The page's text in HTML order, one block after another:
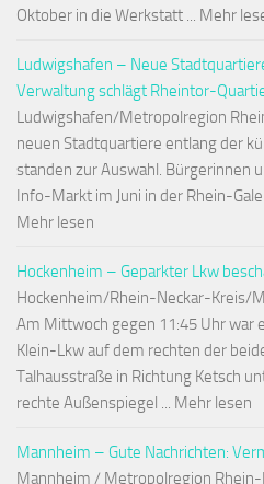
Oktober in die Werkstatt ... Mehr
Ludwigshafen – Neue
Verwaltung schlägt Rheintor-
Ludwigshafen/Metropolregion
neuen Stadtquartiere entlang der
standen zur Auswahl. Bürgerinnen
Info-Markt im Juni in der Rhein-
Mehr lesen
Hockenheim – Geparkter Lkw
Hockenheim/Rhein-Neckar-Kreis/
Am Mittwoch gegen 11:45 Uhr war
Klein-Lkw auf dem rechten der
Talhausstraße in Richtung Ketsch
rechte Außenspiegel ... Mehr lesen
Mannheim – Gute Nachrichten:
Mannheim / Metropolregion Rhein-